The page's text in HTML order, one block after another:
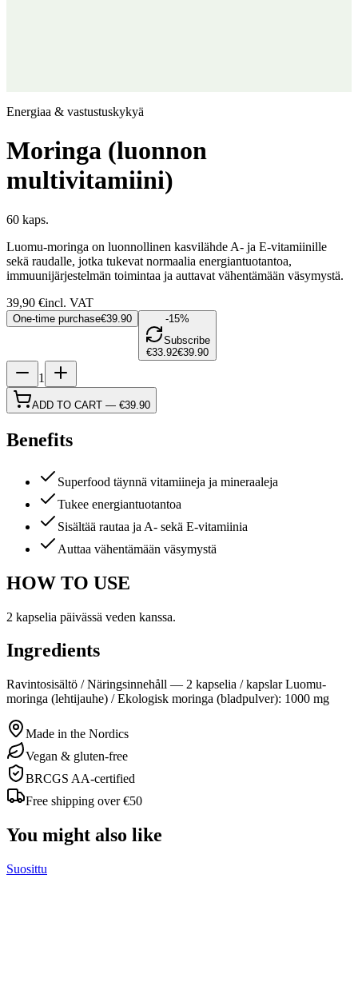
Energiaa & vastustuskykyä
Moringa (luonnon
multivitamiini)
60 kaps.
Luomu-moringa on luonnollinen kasvilähde A- ja E-vitamiinille
sekä raudalle, jotka tukevat normaalia energiantuotantoa,
immuunijärjestelmän toimintaa ja auttavat vähentämään väsymystä.
39,90 €incl. VAT
One-time purchase€39.90
-15%
Subscribe
€33.92€39.90
1
ADD TO CART — €39.90
Benefits
Superfood täynnä vitamiineja ja mineraaleja
Tukee energiantuotantoa
Sisältää rautaa ja A- sekä E-vitamiinia
Auttaa vähentämään väsymystä
HOW TO USE
2 kapselia päivässä veden kanssa.
Ingredients
Ravintosisältö / Näringsinnehåll — 2 kapselia / kapslar Luomu-
moringa (lehtijauhe) / Ekologisk moringa (bladpulver): 1000 mg
Made in the Nordics
Vegan & gluten-free
BRCGS AA-certified
Free shipping over €50
You might also like
Suosittu